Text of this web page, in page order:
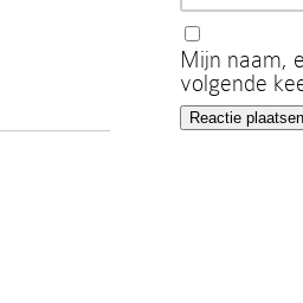
Mijn naam,
volgende